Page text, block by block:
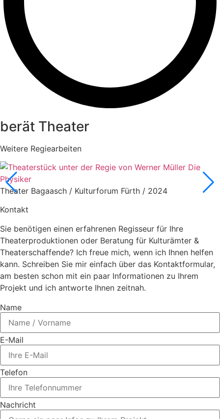
berät Theater
Weitere Regiearbeiten
Die
Physiker
Theater Bagaasch / Kulturforum Fürth / 2024
Kontakt
Sie benötigen einen erfahrenen Regisseur für Ihre
Theaterproduktionen oder Beratung für Kulturämter &
Theaterschaffende? Ich freue mich, wenn ich Ihnen helfen
kann. Schreiben Sie mir einfach über das Kontaktformular,
am besten schon mit ein paar Informationen zu Ihrem
Projekt und ich antworte Ihnen zeitnah.
Name
E-Mail
Telefon
Nachricht